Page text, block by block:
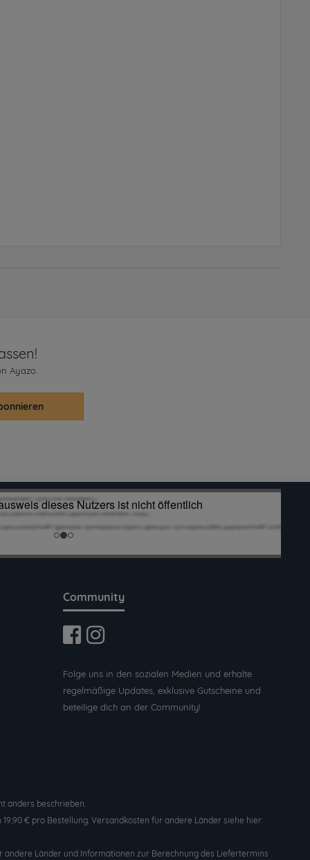
Ayazo.
Community
Folge uns in den sozialen Medien und erhalte
regelmäßige Updates, exklusive Gutscheine und
beteilige dich an der Community!
anders beschrieben.
€ pro Bestellung. Versandkosten für andere Länder siehe hier:
andere Länder und Informationen zur Berechnung des Liefertermins